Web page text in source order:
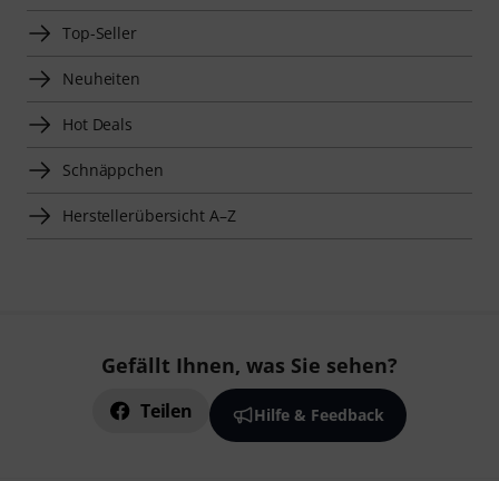
Top-Seller
Neuheiten
Hot Deals
Schnäppchen
Herstellerübersicht A–Z
Gefällt Ihnen, was Sie sehen?
Teilen Hilfe & Feedback